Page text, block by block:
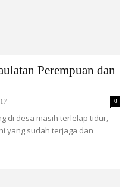
Perempuan dan
0
di desa masih terlelap tidur,
yang sudah terjaga dan